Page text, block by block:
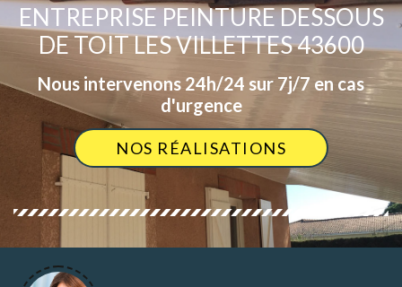
ENTREPRISE PEINTURE DESSOUS
DE TOIT LES VILLETTES 43600
Nous intervenons 24h/24 sur 7j/7 en cas
d'urgence
NOS RÉALISATIONS